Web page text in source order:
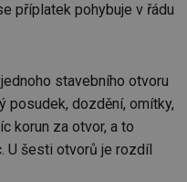
příplatek pohybuje v řádu
stavebního otvoru
posudek, dozdění, omítky,
korun za otvor, a to
U šesti otvorů je rozdíl